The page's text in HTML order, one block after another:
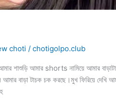
choti / chotigolpo.club
শাশুড়ি আমার shorts নামিয়ে আমার
বাড়া টাচক চক করছে।মুখ ফিরিয়ে দেখি